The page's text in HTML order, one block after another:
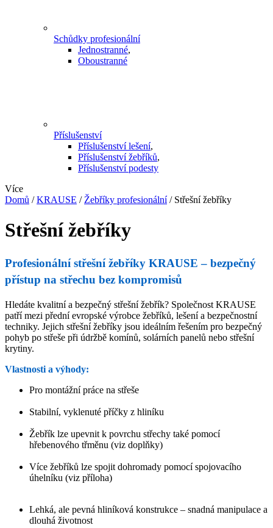
Schůdky profesionální
Jednostranné,
Oboustranné
Příslušenství
Příslušenství lešení,
Příslušenství žebříků,
Příslušenství podesty
Více
Domů / KRAUSE / Žebříky profesionální / Střešní žebříky
Střešní žebříky
Profesionální střešní žebříky KRAUSE – bezpečný
přístup na střechu bez kompromisů
Hledáte kvalitní a bezpečný střešní žebřík? Společnost KRAUSE
patří mezi přední evropské výrobce žebříků, lešení a bezpečnostní
techniky. Jejich střešní žebříky jsou ideálním řešením pro bezpečný
pohyb po střeše při údržbě komínů, solárních panelů nebo střešní
krytiny.
Vlastnosti a výhody:
Pro montážní práce na střeše
Stabilní, vyklenuté příčky z hliníku
Žebřík lze upevnit k povrchu střechy také pomocí
hřebenového třměnu (viz doplňky)
Více žebříků lze spojit dohromady pomocí spojovacího
úhelníku (viz příloha)
Lehká, ale pevná hliníková konstrukce – snadná manipulace a
dlouhá životnost